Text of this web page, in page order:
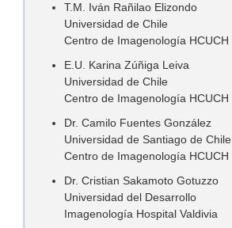
T.M. Iván Rañilao Elizondo
Universidad de Chile
Centro de Imagenología HCUCH
E.U. Karina Zúñiga Leiva
Universidad de Chile
Centro de Imagenología HCUCH
Dr. Camilo Fuentes González
Universidad de Santiago de Chile
Centro de Imagenología HCUCH
Dr. Cristian Sakamoto Gotuzzo
Universidad del Desarrollo
Imagenología Hospital Valdivia